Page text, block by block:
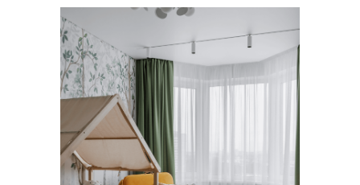
под умывальником и встроенные
шкафы, а техника установлена
в колонну для экономии места.
Круглое зеркало над машиной
выполняет практичную функцию
и визуально расширяет помещение.